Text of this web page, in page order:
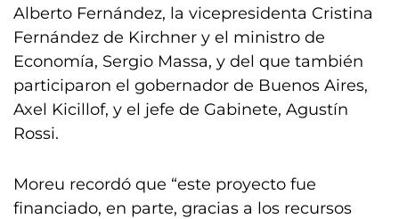
Alberto Fernández, la vicepresidenta Cristina
Fernández de Kirchner y el ministro de
Economía, Sergio Massa, y del que también
participaron el gobernador de Buenos Aires,
Axel Kicillof, y el jefe de Gabinete, Agustín
Rossi.
Moreu recordó que “este proyecto fue
financiado, en parte, gracias a los recursos